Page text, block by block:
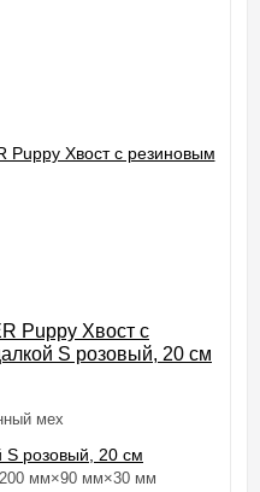
Puppy Хвост с
S розовый, 20 см
мех
200 мм×90 мм×30 мм